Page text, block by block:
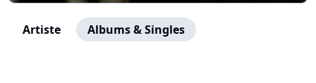
Artiste Albums & Singles